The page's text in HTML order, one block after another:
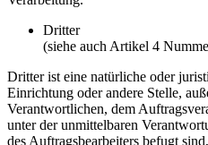
Dritter
(siehe auch Artikel 4
Dritter ist eine natürliche oder
Einrichtung oder andere Stelle,
Verantwortlichen, dem
unter der unmittelbaren
des Auftragsbearbeiters befugt